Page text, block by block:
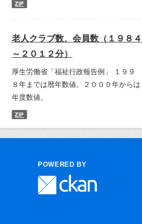
ZIP
老人クラブ数、会員数（１９８４
～２０１２分）
厚生労働省「福祉行政報告例」 １９９
８年までは暦年数値。２０００年からは
年度数値。
ZIP
POWERED BY